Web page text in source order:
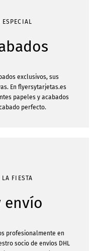
exclusivos, sus
En flyersytarjetas.es
papeles y acabados
perfecto.
FIESTA
envío
profesionalmente en
socio de envíos DHL